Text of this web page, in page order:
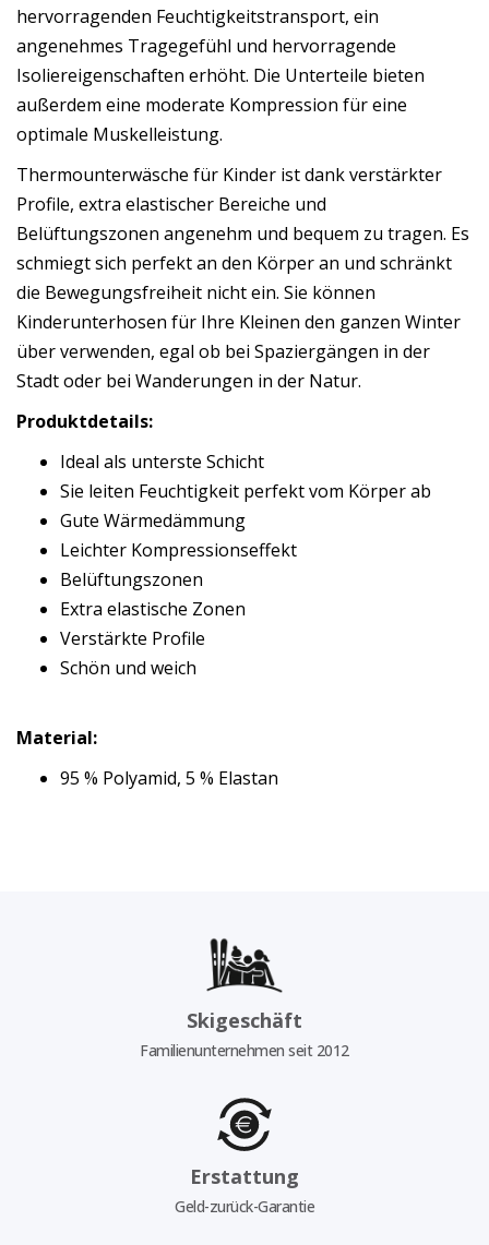
hervorragenden Feuchtigkeitstransport, ein
angenehmes Tragegefühl und hervorragende
Isoliereigenschaften erhöht. Die Unterteile bieten
außerdem eine moderate Kompression für eine
optimale Muskelleistung.
Thermounterwäsche für Kinder ist dank verstärkter
Profile, extra elastischer Bereiche und
Belüftungszonen angenehm und bequem zu tragen. Es
schmiegt sich perfekt an den Körper an und schränkt
die Bewegungsfreiheit nicht ein. Sie können
Kinderunterhosen für Ihre Kleinen den ganzen Winter
über verwenden, egal ob bei Spaziergängen in der
Stadt oder bei Wanderungen in der Natur.
Produktdetails:
Ideal als unterste Schicht
Sie leiten Feuchtigkeit perfekt vom Körper ab
Gute Wärmedämmung
Leichter Kompressionseffekt
Belüftungszonen
Extra elastische Zonen
Verstärkte Profile
Schön und weich
Material:
95 % Polyamid, 5 % Elastan
Skigeschäft
Familienunternehmen seit 2012
Erstattung
Geld-zurück-Garantie